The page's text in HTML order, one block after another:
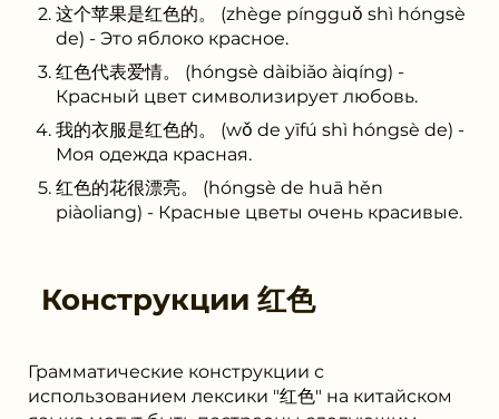
这个苹果是红色的。 (zhège píngguǒ shì hóngsè
de) - Это яблоко красное.
红色代表爱情。 (hóngsè dàibiǎo àiqíng) -
Красный цвет символизирует любовь.
我的衣服是红色的。 (wǒ de yīfú shì hóngsè de) -
Моя одежда красная.
红色的花很漂亮。 (hóngsè de huā hěn
piàoliang) - Красные цветы очень красивые.
Конструкции 红色
Грамматические конструкции с
использованием лексики "红色" на китайском